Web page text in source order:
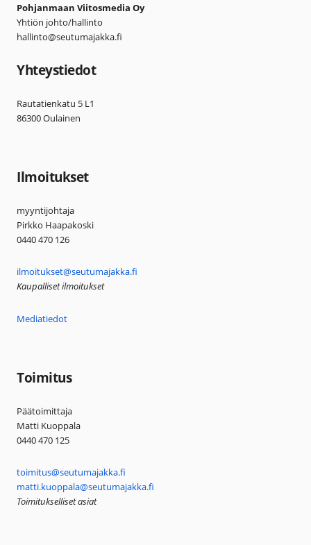
Pohjanmaan Viitosmedia Oy
Yhtiön johto/hallinto
hallinto@seutumajakka.fi
Yhteystiedot
Rautatienkatu 5 L1
86300 Oulainen
Ilmoitukset
myyntijohtaja
Pirkko Haapakoski
0440 470 126
ilmoitukset@seutumajakka.fi
Kaupalliset ilmoitukset
Mediatiedot
Toimitus
Päätoimittaja
Matti Kuoppala
0440 470 125
toimitus@seutumajakka.fi
matti.kuoppala@seutumajakka.fi
Toimitukselliset asiat